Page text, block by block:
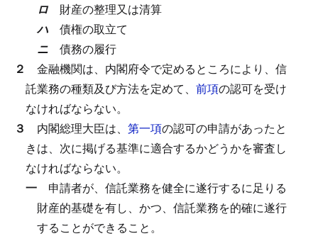
ロ 財産の整理又は清算
ハ 債権の取立て
ニ 債務の履行
２ 金融機関は、内閣府令で定めるところにより、信
託業務の種類及び方法を定めて、 前項の認可を受け
なければならない。
３ 内閣総理大臣は、 第一項の認可の申請があったと
きは、次に掲げる基準に適合するかどうかを審査し
なければならない。
一 申請者が、信託業務を健全に遂行するに足りる
財産的基礎を有し、かつ、信託業務を的確に遂行
することができること。